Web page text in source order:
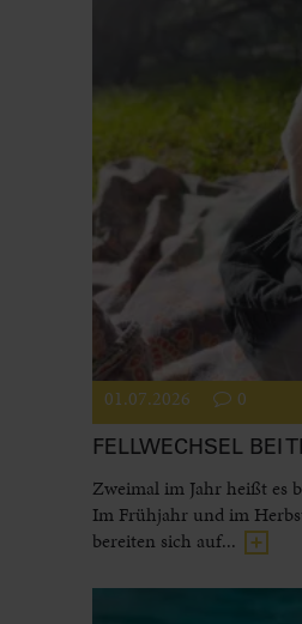
01.07.2026 0
FELLWECHSEL BEI
Zweimal im Jahr heißt es
Im Frühjahr und im
bereiten sich auf...